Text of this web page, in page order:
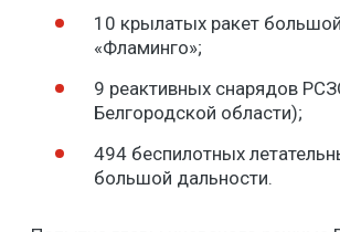
10 крылатых ракет
«Фламинго»;
9 реактивных снарядов
Белгородской области);
494 беспилотных
большой дальности.